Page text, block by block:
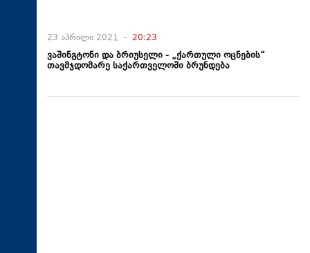
23 აპრილი 2021 - 20:23
ვაშინგტონი და ბრიუსელი - „ქართული ოცნების“
თავმჯდომარე საქართველოში ბრუნდება